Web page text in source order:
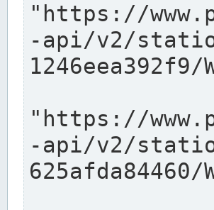
"https://
-api/v2/
"https://
-api/v2/